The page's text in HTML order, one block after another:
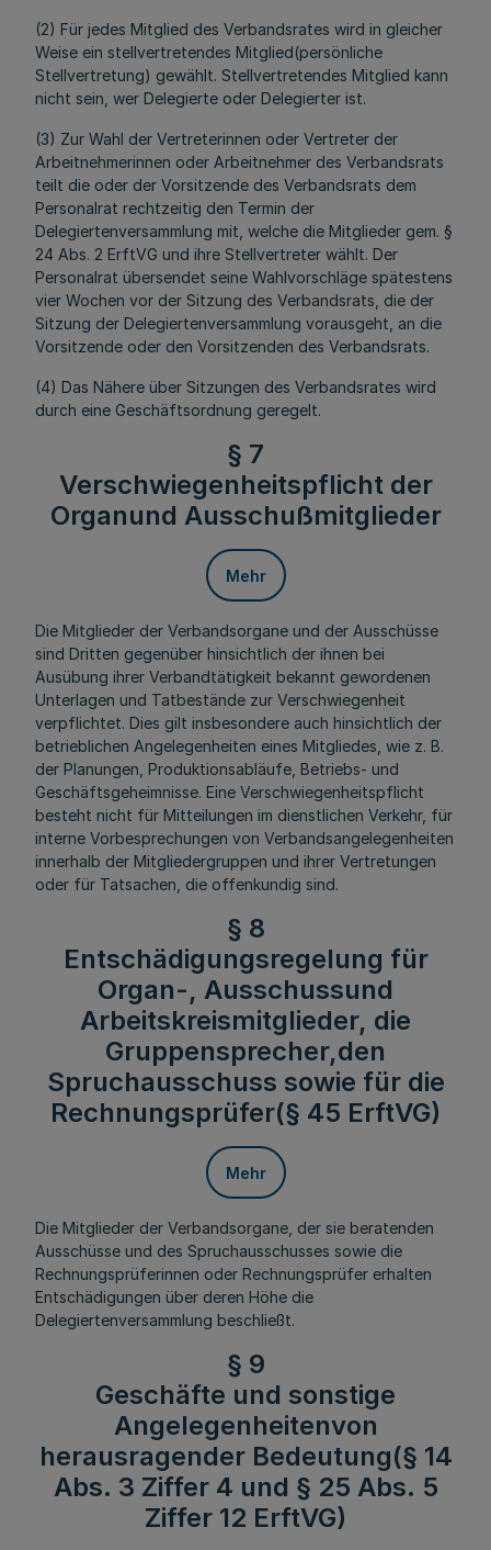
(2) Für jedes Mitglied des Verbandsrates wird in gleicher
Weise ein stellvertretendes Mitglied(persönliche
Stellvertretung) gewählt. Stellvertretendes Mitglied kann
nicht sein, wer Delegierte oder Delegierter ist.
(3) Zur Wahl der Vertreterinnen oder Vertreter der
Arbeitnehmerinnen oder Arbeitnehmer des Verbandsrats
teilt die oder der Vorsitzende des Verbandsrats dem
Personalrat rechtzeitig den Termin der
Delegiertenversammlung mit, welche die Mitglieder gem. §
24 Abs. 2 ErftVG und ihre Stellvertreter wählt. Der
Personalrat übersendet seine Wahlvorschläge spätestens
vier Wochen vor der Sitzung des Verbandsrats, die der
Sitzung der Delegiertenversammlung vorausgeht, an die
Vorsitzende oder den Vorsitzenden des Verbandsrats.
(4) Das Nähere über Sitzungen des Verbandsrates wird
durch eine Geschäftsordnung geregelt.
§ 7
Verschwiegenheitspflicht der
Organund Ausschußmitglieder
Mehr
Die Mitglieder der Verbandsorgane und der Ausschüsse
sind Dritten gegenüber hinsichtlich der ihnen bei
Ausübung ihrer Verbandtätigkeit bekannt gewordenen
Unterlagen und Tatbestände zur Verschwiegenheit
verpflichtet. Dies gilt insbesondere auch hinsichtlich der
betrieblichen Angelegenheiten eines Mitgliedes, wie z. B.
der Planungen, Produktionsabläufe, Betriebs- und
Geschäftsgeheimnisse. Eine Verschwiegenheitspflicht
besteht nicht für Mitteilungen im dienstlichen Verkehr, für
interne Vorbesprechungen von Verbandsangelegenheiten
innerhalb der Mitgliedergruppen und ihrer Vertretungen
oder für Tatsachen, die offenkundig sind.
§ 8
Entschädigungsregelung für
Organ-, Ausschussund
Arbeitskreismitglieder, die
Gruppensprecher,den
Spruchausschuss sowie für die
Rechnungsprüfer(§ 45 ErftVG)
Mehr
Die Mitglieder der Verbandsorgane, der sie beratenden
Ausschüsse und des Spruchausschusses sowie die
Rechnungsprüferinnen oder Rechnungsprüfer erhalten
Entschädigungen über deren Höhe die
Delegiertenversammlung beschließt.
§ 9
Geschäfte und sonstige
Angelegenheitenvon
herausragender Bedeutung(§ 14
Abs. 3 Ziffer 4 und § 25 Abs. 5
Ziffer 12 ErftVG)